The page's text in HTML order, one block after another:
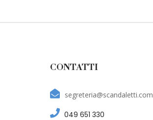
CONTATTI
segreteria@scandaletti.com
049 651 330